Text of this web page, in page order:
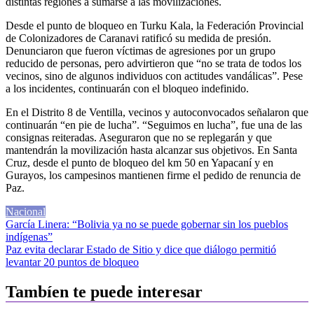
Desde el punto de bloqueo en Turku Kala, la Federación Provincial
de Colonizadores de Caranavi ratificó su medida de presión.
Denunciaron que fueron víctimas de agresiones por un grupo
reducido de personas, pero advirtieron que “no se trata de todos los
vecinos, sino de algunos individuos con actitudes vandálicas”. Pese
a los incidentes, continuarán con el bloqueo indefinido.
En el Distrito 8 de Ventilla, vecinos y autoconvocados señalaron que
continuarán “en pie de lucha”. “Seguimos en lucha”, fue una de las
consignas reiteradas. Aseguraron que no se replegarán y que
mantendrán la movilización hasta alcanzar sus objetivos. En Santa
Cruz, desde el punto de bloqueo del km 50 en Yapacaní y en
Gurayos, los campesinos mantienen firme el pedido de renuncia de
Paz.
Nacional
Navegación
de
entradas
García Linera: “Bolivia ya no se puede gobernar sin los pueblos
indígenas”
Paz evita declarar Estado de Sitio y dice que diálogo permitió
levantar 20 puntos de bloqueo
Tambíen te puede interesar